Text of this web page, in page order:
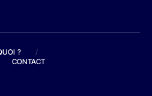
?
/
CONTACT